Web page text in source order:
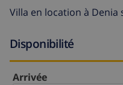
Villa en location à Denia
Disponibilité
Arrivée